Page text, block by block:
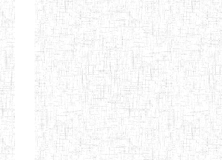
Afficher Page 4 sur 13 Total: 307
Début Préc. 1 2 3 4 5
6
Suivant
Fin